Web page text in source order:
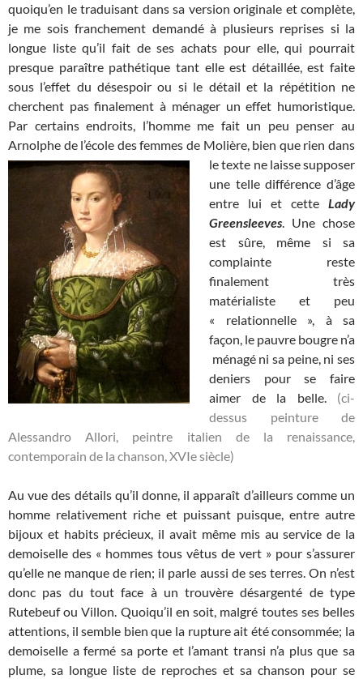
quoiqu’en le traduisant dans sa version originale et complète,
je me sois franchement demandé à plusieurs reprises si la
longue liste qu’il fait de ses achats pour elle, qui pourrait
presque paraître pathétique tant elle est détaillée, est faite
sous l’effet du désespoir ou si le détail et la répétition ne
cherchent pas finalement à ménager un effet humoristique.
Par certains endroits, l’homme me fait un peu penser au
Arnolphe de l’école des femmes de Molière, bien que rien dans
le texte ne laisse supposer
une telle différence d’âge
entre lui et cette Lady
Greensleeves. Une chose
est sûre, même si sa
complainte reste
finalement très
matérialiste et peu
« relationnelle », à sa
façon, le pauvre bougre n’a
ménagé ni sa peine, ni ses
deniers pour se faire
aimer de la belle. (ci-
dessus peinture de
Alessandro Allori, peintre italien de la renaissance,
contemporain de la chanson, XVIe siècle)
Au vue des détails qu’il donne, il apparaît d’ailleurs comme un
homme relativement riche et puissant puisque, entre autre
bijoux et habits précieux, il avait même mis au service de la
demoiselle des « hommes tous vêtus de vert » pour s’assurer
qu’elle ne manque de rien; il parle aussi de ses terres. On n’est
donc pas du tout face à un trouvère désargenté de type
Rutebeuf ou Villon. Quoiqu’il en soit, malgré toutes ses belles
attentions, il semble bien que la rupture ait été consommée; la
demoiselle a fermé sa porte et l’amant transi n’a plus que sa
plume, sa longue liste de reproches et sa chanson pour se